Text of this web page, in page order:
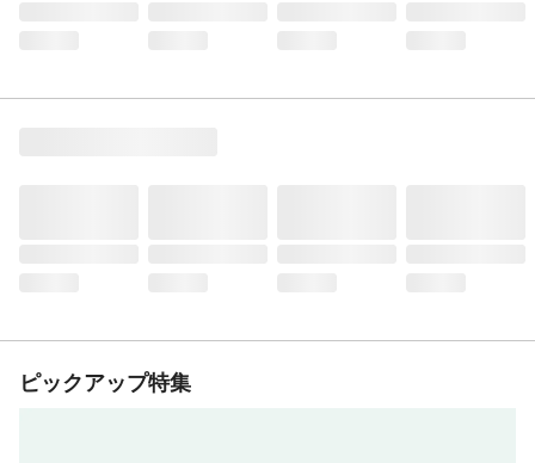
ピックアップ特集